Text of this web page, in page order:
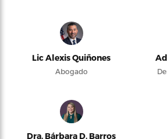
Lic Alexis Quiñones
Abogado
Dra. Bárbara D. Barros